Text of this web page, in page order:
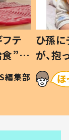
テ
”を
親
編集部
ひ孫
が、
「涙が
い」